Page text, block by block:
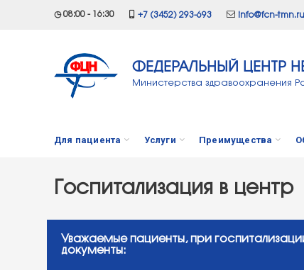
◷ 08:00 - 16:30 +7 (3452) 293-693 info@fcn-tmn.ru
ФЕДЕРАЛЬНЫЙ ЦЕНТР
Министерства здравоохранения
Для пациента Услуги Преимущества
Госпитализация в центр
Уважаемые пациенты, при
документы: